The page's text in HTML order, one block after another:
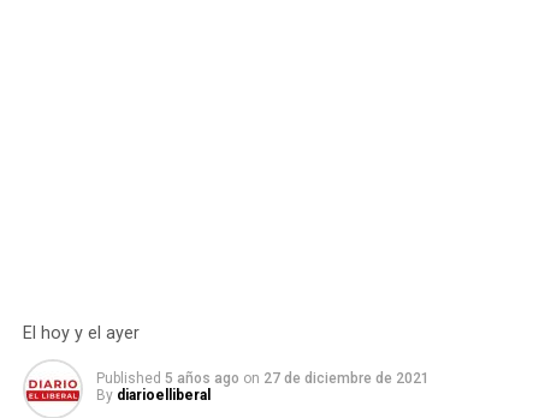
El hoy y el ayer
Published 5 años ago on 27 de diciembre de 2021
By diarioelliberal